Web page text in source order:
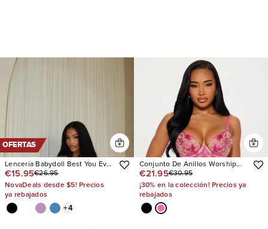
OFERTAS
Lencería Babydoll Best You Ever
Had
€15.95€26.95
NovaDeals desde $5! Precios
ya rebajados
+4
Conjunto De Anillos Worship
Her Embroidered Mesh Bustier
and G St
€21.95€30.95
¡30% en la colección! Precios ya
rebajados